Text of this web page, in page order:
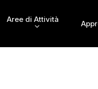
Aree di Attività